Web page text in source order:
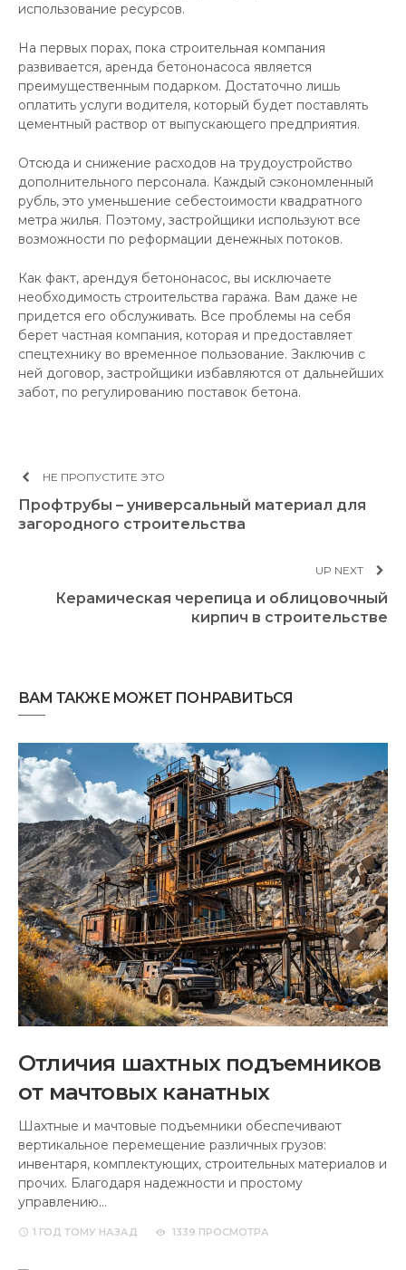
использование ресурсов.
На первых порах, пока строительная компания
развивается, аренда бетононасоса является
преимущественным подарком. Достаточно лишь
оплатить услуги водителя, который будет поставлять
цементный раствор от выпускающего предприятия.
Отсюда и снижение расходов на трудоустройство
дополнительного персонала. Каждый сэкономленный
рубль, это уменьшение себестоимости квадратного
метра жилья. Поэтому, застройщики используют все
возможности по реформации денежных потоков.
Как факт, арендуя бетононасос, вы исключаете
необходимость строительства гаража. Вам даже не
придется его обслуживать. Все проблемы на себя
берет частная компания, которая и предоставляет
спецтехнику во временное пользование. Заключив с
ней договор, застройщики избавляются от дальнейших
забот, по регулированию поставок бетона.
НЕ ПРОПУСТИТЕ ЭТО
Профтрубы – универсальный материал для
загородного строительства
UP NEXT
Керамическая черепица и облицовочный
кирпич в строительстве
ВАМ ТАКЖЕ МОЖЕТ ПОНРАВИТЬСЯ
Отличия шахтных подъемников
от мачтовых канатных
Шахтные и мачтовые подъемники обеспечивают
вертикальное перемещение различных грузов:
инвентаря, комплектующих, строительных материалов и
прочих. Благодаря надежности и простому
управлению…
1 ГОД ТОМУ НАЗАД 1339 ПРОСМОТРА